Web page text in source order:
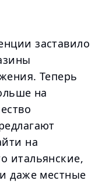
заставило
Теперь
на
на
итальянские,
даже местные